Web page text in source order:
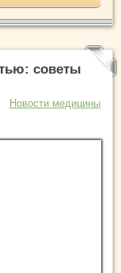
советы
Новости медицины